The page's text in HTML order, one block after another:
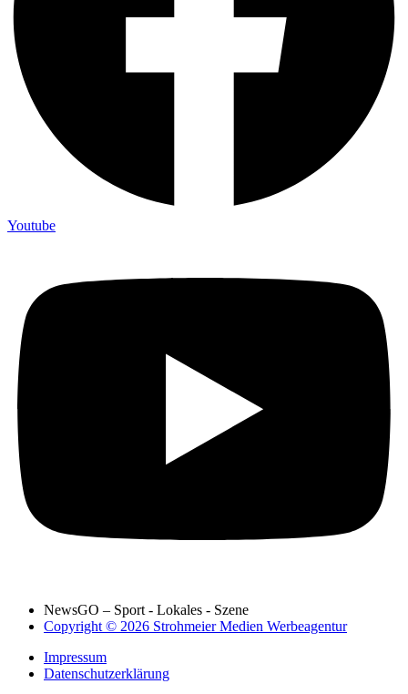
Youtube
NewsGO – Sport - Lokales - Szene
Copyright © 2026 Strohmeier Medien Werbeagentur
Impressum
Datenschutzerklärung